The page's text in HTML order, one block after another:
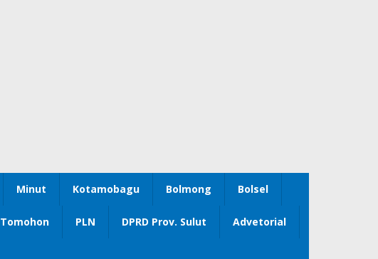
Minut Kotamobagu Bolmong Bolsel
Tomohon PLN DPRD Prov. Sulut Advetorial